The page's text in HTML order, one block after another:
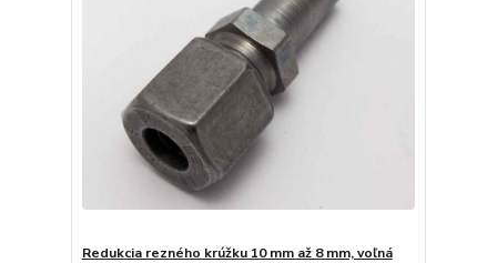
Redukcia rezného krúžku 10 mm až 8 mm, voľná